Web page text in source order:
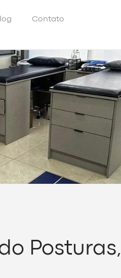
Contato
Posturas,